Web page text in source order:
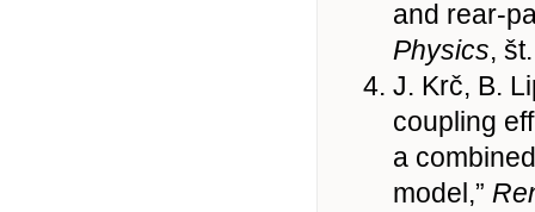
and rear-
Physics,
J. Krč, B.
coupling
a
model,”